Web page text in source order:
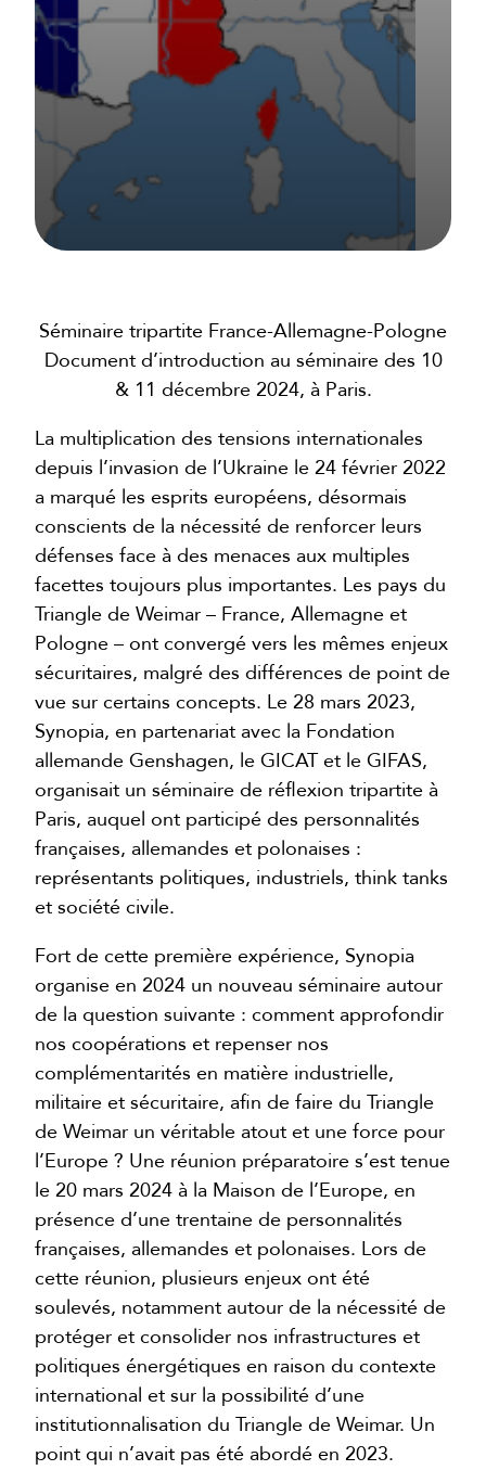
Séminaire tripartite France-Allemagne-Pologne
Document d’introduction au séminaire des 10
& 11 décembre 2024, à Paris.
La multiplication des tensions internationales
depuis l’invasion de l’Ukraine le 24 février 2022
a marqué les esprits européens, désormais
conscients de la nécessité de renforcer leurs
défenses face à des menaces aux multiples
facettes toujours plus importantes. Les pays du
Triangle de Weimar – France, Allemagne et
Pologne – ont convergé vers les mêmes enjeux
sécuritaires, malgré des différences de point de
vue sur certains concepts. Le 28 mars 2023,
Synopia, en partenariat avec la Fondation
allemande Genshagen, le GICAT et le GIFAS,
organisait un séminaire de réflexion tripartite à
Paris, auquel ont participé des personnalités
françaises, allemandes et polonaises :
représentants politiques, industriels, think tanks
et société civile.
Fort de cette première expérience, Synopia
organise en 2024 un nouveau séminaire autour
de la question suivante : comment approfondir
nos coopérations et repenser nos
complémentarités en matière industrielle,
militaire et sécuritaire, afin de faire du Triangle
de Weimar un véritable atout et une force pour
l’Europe ? Une réunion préparatoire s’est tenue
le 20 mars 2024 à la Maison de l’Europe, en
présence d’une trentaine de personnalités
françaises, allemandes et polonaises. Lors de
cette réunion, plusieurs enjeux ont été
soulevés, notamment autour de la nécessité de
protéger et consolider nos infrastructures et
politiques énergétiques en raison du contexte
international et sur la possibilité d’une
institutionnalisation du Triangle de Weimar. Un
point qui n’avait pas été abordé en 2023.